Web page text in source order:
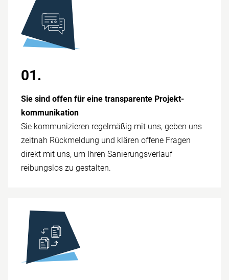
01.
Sie sind offen für eine trans­parente Projekt­
kommunikation
Sie kommunizieren regelmäßig mit uns, geben uns
zeitnah Rück­meldung und klären offene Fragen
direkt mit uns, um Ihren Sanierungs­verlauf
reibungslos zu ge­stalten.